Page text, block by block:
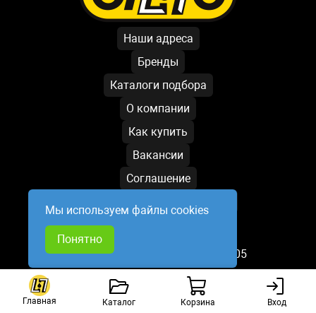
Главная Каталог Корзина Вход
Наши адреса
Бренды
Каталоги подбора
О компании
Как купить
Вакансии
Соглашение
Условия обработки данных
Написать директору
База обновлена: 07.08.2026 19:05
Мы используем файлы cookies
Понятно